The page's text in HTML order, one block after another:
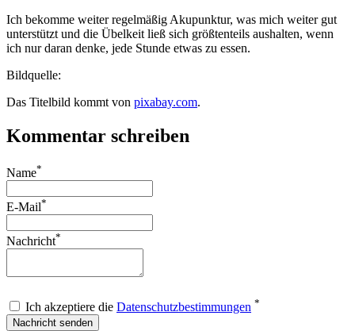
Ich bekomme weiter regelmäßig Akupunktur, was mich weiter gut
unterstützt und die Übelkeit ließ sich größtenteils aushalten, wenn
ich nur daran denke, jede Stunde etwas zu essen.
Bildquelle:
Das Titelbild kommt von pixabay.com.
Kommentar schreiben
Name*
E-Mail*
Nachricht*
Ich akzeptiere die Datenschutzbestimmungen *
Nachricht senden